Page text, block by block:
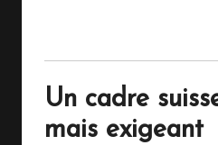
Un cadre
mais exigeant